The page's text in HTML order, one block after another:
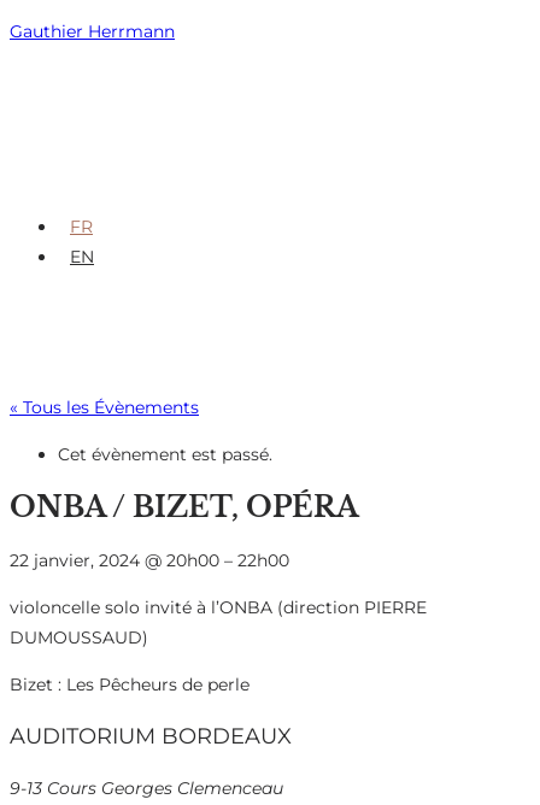
Skip
Gauthier Herrmann
FR
EN
« Tous les Évènements
Cet évènement est passé.
ONBA / BIZET, OPÉRA
22 janvier, 2024 @ 20h00 – 22h00
violoncelle solo invité à l’ONBA (direction PIERRE
DUMOUSSAUD)
Bizet : Les Pêcheurs de perle
AUDITORIUM BORDEAUX
9-13 Cours Georges Clemenceau